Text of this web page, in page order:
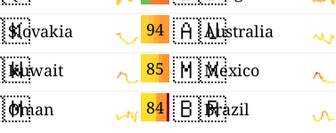
94
Slovakia
85
Kuwait
84
Oman
🇦🇺Australia
🇲🇽Mexico
🇧🇷Brazil